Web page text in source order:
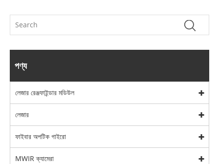
পণ্য
লেজার রেঞ্জফাইন্ডার মডিউল
লেজার
ফাইবার অপটিক গাইরো
MWIR ক্যামেরা